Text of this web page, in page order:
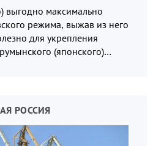
выгодно максимально
режима, выжав из него
для укрепления
(японского)
РОССИЯ